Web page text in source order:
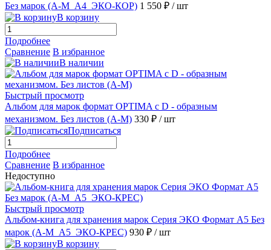
Без марок (А-М_А4_ЭКО-КОР) 1 550 ₽ / шт
В корзину
Подробнее
Сравнение В избранное
В наличии
Быстрый просмотр
Альбом для марок формат OPTIMA с D - образным
механизмом. Без листов (А-М) 330 ₽ / шт
Подписаться
Подробнее
Сравнение В избранное
Недоступно
Быстрый просмотр
Альбом-книга для хранения марок Серия ЭКО Формат А5 Без
марок (А-М_А5_ЭКО-КРЕС) 930 ₽ / шт
В корзину